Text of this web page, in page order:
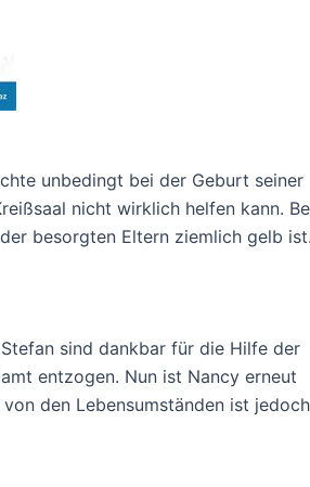
unbedingt bei der Geburt seiner
nicht wirklich helfen kann.
besorgten Eltern ziemlich gelb ist.
sind dankbar für die Hilfe der
entzogen. Nun ist Nancy erneut
den Lebensumständen ist